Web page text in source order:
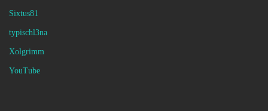
Sixtus81
typischl3na
Xolgrimm
YouTube